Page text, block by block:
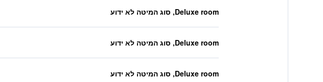
Deluxe room, סוג המיטה לא ידוע
Deluxe room, סוג המיטה לא ידוע
Deluxe room, סוג המיטה לא ידוע